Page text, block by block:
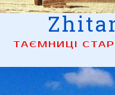
ТАЄМНИЦІ